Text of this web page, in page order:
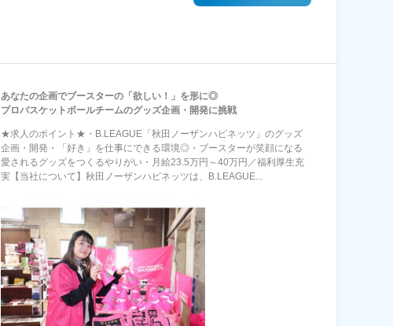
あなたの企画でブースターの「欲しい！」を形に◎
プロバスケットボールチームのグッズ企画・開発に挑戦
★求人のポイント★・B.LEAGUE「秋田ノーザンハピネッツ」のグッズ
企画・開発・「好き」を仕事にできる環境◎・ブースターが笑顔になる
愛されるグッズをつくるやりがい・月給23.5万円～40万円／福利厚生充
実【当社について】秋田ノーザンハピネッツは、B.LEAGUE...